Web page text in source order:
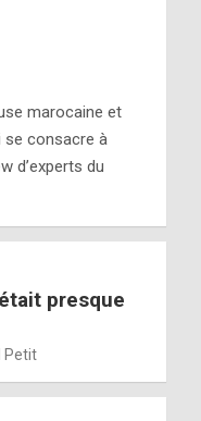
marocaine et
se consacre à
d’experts du
presque
Petit